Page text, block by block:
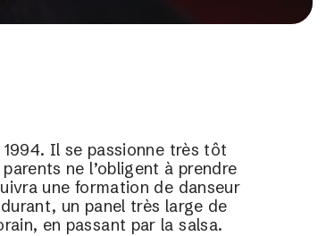
Il se passionne très tôt
ne l’obligent à prendre
une formation de danseur
un panel très large de
en passant par la salsa.